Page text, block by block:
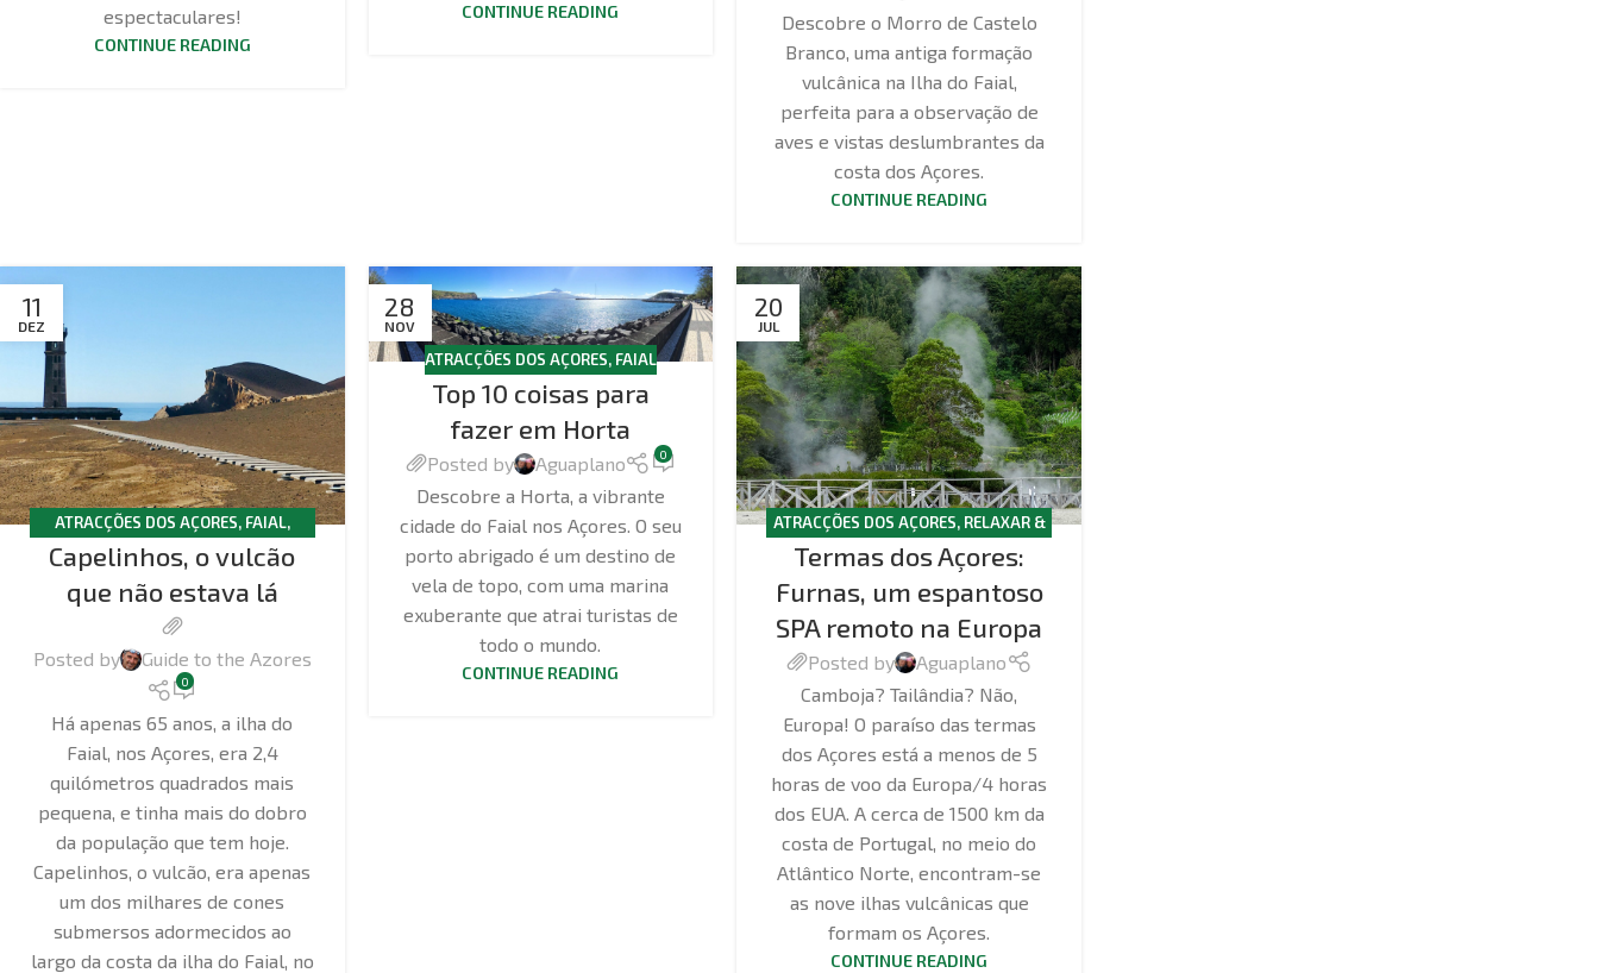
espectaculares!
CONTINUE READING
CONTINUE READING
Descobre o Morro de Castelo
Branco, uma antiga formação
vulcânica na Ilha do Faial,
perfeita para a observação de
aves e vistas deslumbrantes da
costa dos Açores.
CONTINUE READING
11
DEZ
ATRACÇÕES DOS AÇORES, FAIAL,
GEOTURISMO
Capelinhos, o vulcão
que não estava lá
Posted by Guide to the Azores
0
Há apenas 65 anos, a ilha do
Faial, nos Açores, era 2,4
quilómetros quadrados mais
pequena, e tinha mais do dobro
da população que tem hoje.
Capelinhos, o vulcão, era apenas
um dos milhares de cones
submersos adormecidos ao
largo da costa da ilha do Faial, no
28
NOV
ATRACÇÕES DOS AÇORES, FAIAL
Top 10 coisas para
fazer em Horta
Posted by Aguaplano 0
Descobre a Horta, a vibrante
cidade do Faial nos Açores. O seu
porto abrigado é um destino de
vela de topo, com uma marina
exuberante que atrai turistas de
todo o mundo.
CONTINUE READING
20
JUL
ATRACÇÕES DOS AÇORES, RELAXAR &
BEM-ESTAR
Termas dos Açores:
Furnas, um espantoso
SPA remoto na Europa
Posted by
Aguaplano
Camboja? Tailândia? Não,
Europa! O paraíso das termas
dos Açores está a menos de 5
horas de voo da Europa/4 horas
dos EUA. A cerca de 1500 km da
costa de Portugal, no meio do
Atlântico Norte, encontram-se
as nove ilhas vulcânicas que
formam os Açores.
CONTINUE READING